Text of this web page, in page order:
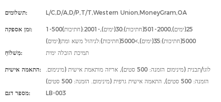
תשלומים: L/C,D/A,D/P,T/T,Western Union,MoneyGram,OA
זמן אספקה:
1-500(חתיכות):25(ימים),501-2000(חתיכות):30(ימים),2001-
5000(חתיכות):35(ימים),>5000(חתיכות):לניהול משא ומתן(ימים)
מִשׁלוֹחַ:
תמיכת הובלה ימית
התאמה אישית:
לוגו/תבנית (מינימום הזמנה: 500 סטים), אריזה מותאמת אישית (מינימום.
הזמנה: 500 סטים), התאמה אישית גרפית (מינימום. הזמנה: 500 סטים)
מספר דגם:
LB-003